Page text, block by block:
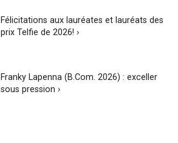
Félicitations aux lauréates et lauréats des
prix Telfie de 2026! ›
Franky Lapenna (B.Com. 2026) : exceller
sous pression ›